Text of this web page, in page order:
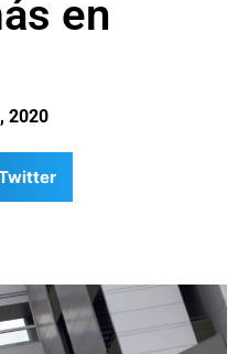
en
2020